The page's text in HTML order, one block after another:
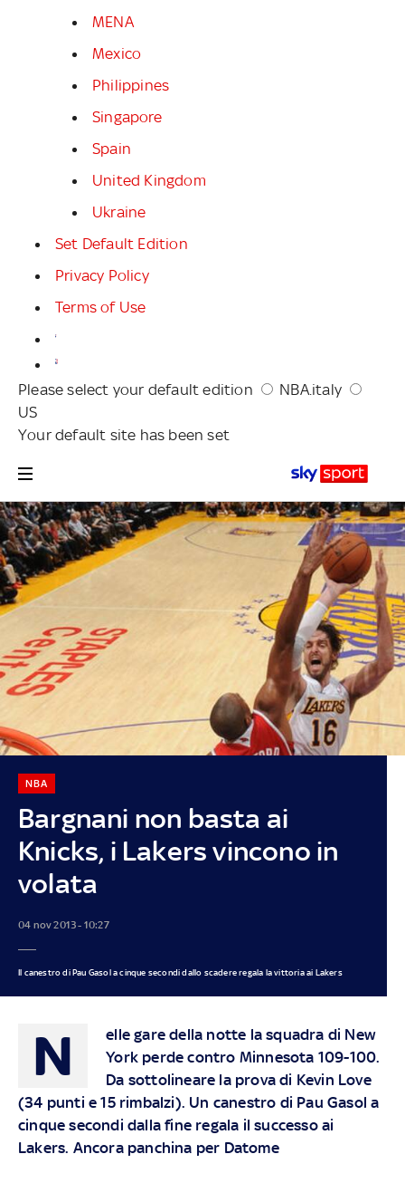
MENA
Mexico
Philippines
Singapore
Spain
United Kingdom
Ukraine
Set Default Edition
Privacy Policy
Terms of Use
Please select your default edition
NBA.italy
US
Your default site has been set
Bargnani non basta ai
Knicks, i Lakers vincono in
volata
NBA
04 nov 2013 - 10:27
Il canestro di Pau Gasol a cinque secondi dallo scadere regala la vittoria ai Lakers
N
elle gare della notte la squadra di New
York perde contro Minnesota 109-100.
Da sottolineare la prova di Kevin Love
(34 punti e 15 rimbalzi). Un canestro di Pau Gasol a
cinque secondi dalla fine regala il successo ai
Lakers. Ancora panchina per Datome